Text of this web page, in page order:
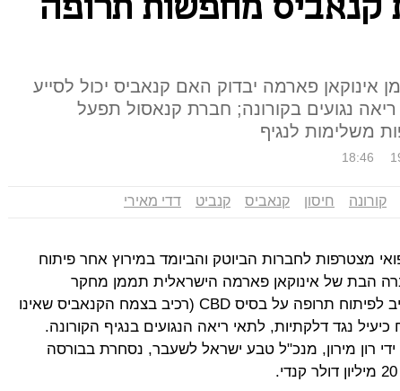
קנאביס מחפשות תרופה
פארמה יבדוק האם קנאביס יכול לסייע
נגועים בקורונה; חברת קנאסול תפעל
משלימות לנגיף
18:46
קורונה חיסון קנאביס קנביט דדי מאירי
מצטרפות לחברות הביוטק והביומד במירוץ אחר פיתוח
הבת של אינוקאן פארמה הישראלית תממן מחקר
באוניברסיטת תל אביב לפיתוח תרופה על בסיס CBD (רכיב בצמח הקנאביס שאינו
נגד דלקתיות, לתאי ריאה הנגועים בנגיף הקורונה.
רון מירון, מנכ"ל טבע ישראל לשעבר, נסחרת בבורסה